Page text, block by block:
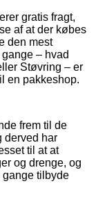
gratis fragt,
af at der købes
den mest
– hvad
Støvring – er
en pakkeshop.
frem til de
derved har
til at at
og drenge, og
gange tilbyde